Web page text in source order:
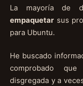
La mayoría de
empaquetar sus
para Ubuntu.
He buscado
comprobado que
disgregada y a